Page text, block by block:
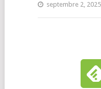
septembre 2,